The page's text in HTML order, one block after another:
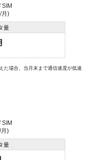
SIM
月)
量
た場合、当月末まで通信速度が低速
)
量